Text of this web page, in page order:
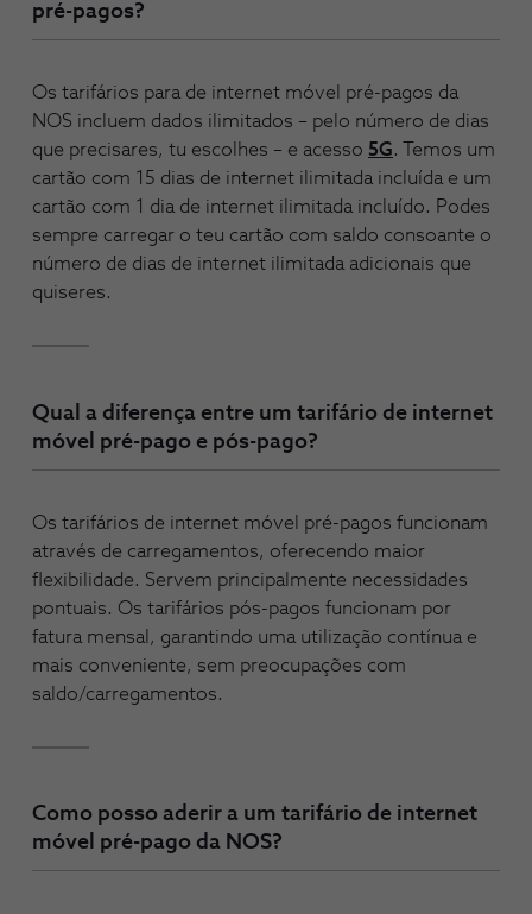
pré-pagos?
Os tarifários para de internet móvel pré-pagos da
NOS incluem dados ilimitados – pelo número de dias
que precisares, tu escolhes – e acesso 5G. Temos um
cartão com 15 dias de internet ilimitada incluída e um
cartão com 1 dia de internet ilimitada incluído. Podes
sempre carregar o teu cartão com saldo consoante o
número de dias de internet ilimitada adicionais que
quiseres.
Qual a diferença entre um tarifário de internet
móvel pré-pago e pós-pago?
Os tarifários de internet móvel pré-pagos funcionam
através de carregamentos, oferecendo maior
flexibilidade. Servem principalmente necessidades
pontuais. Os tarifários pós-pagos funcionam por
fatura mensal, garantindo uma utilização contínua e
mais conveniente, sem preocupações com
saldo/carregamentos.
Como posso aderir a um tarifário de internet
móvel pré-pago da NOS?